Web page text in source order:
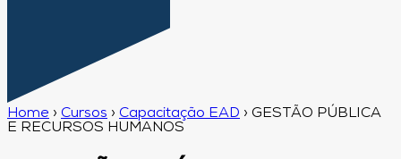
Home › Cursos › Capacitação EAD › GESTÃO PÚBLICA
E RECURSOS HUMANOS